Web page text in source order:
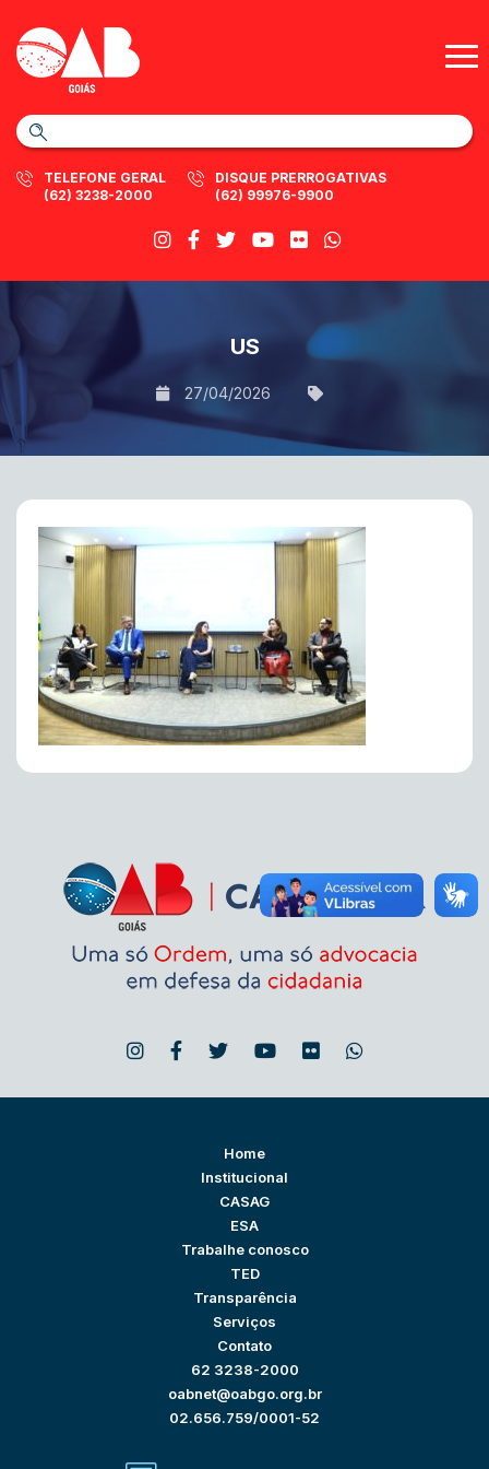
TELEFONE GERAL
(62) 3238-2000
DISQUE PRERROGATIVAS
(62) 99976-9900
US
27/04/2026
Home
Institucional
CASAG
ESA
Trabalhe conosco
TED
Transparência
Serviços
Contato
62 3238-2000
oabnet@oabgo.org.br
02.656.759/0001-52